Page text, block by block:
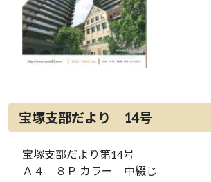
宝塚支部だより 14号
宝塚支部だより第14号
Ａ４ ８Ｐ カラー 中綴じ